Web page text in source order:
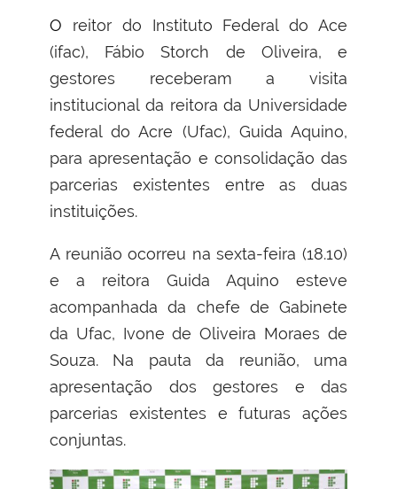
O reitor do Instituto Federal do Ace
(ifac), Fábio Storch de Oliveira, e
gestores receberam a visita
institucional da reitora da Universidade
federal do Acre (Ufac), Guida Aquino,
para apresentação e consolidação das
parcerias existentes entre as duas
instituições.
A reunião ocorreu na sexta-feira (18.10)
e a reitora Guida Aquino esteve
acompanhada da chefe de Gabinete
da Ufac, Ivone de Oliveira Moraes de
Souza. Na pauta da reunião, uma
apresentação dos gestores e das
parcerias existentes e futuras ações
conjuntas.